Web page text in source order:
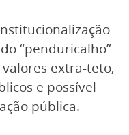
“penduricalho”
extra-teto,
e possível
pública.